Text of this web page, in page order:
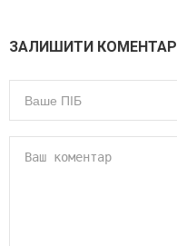
ЗАЛИШИТИ КОМЕНТАР